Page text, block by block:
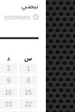
نبضي
2025/06/01
س
د
1
2
8
9
15
16
22
23